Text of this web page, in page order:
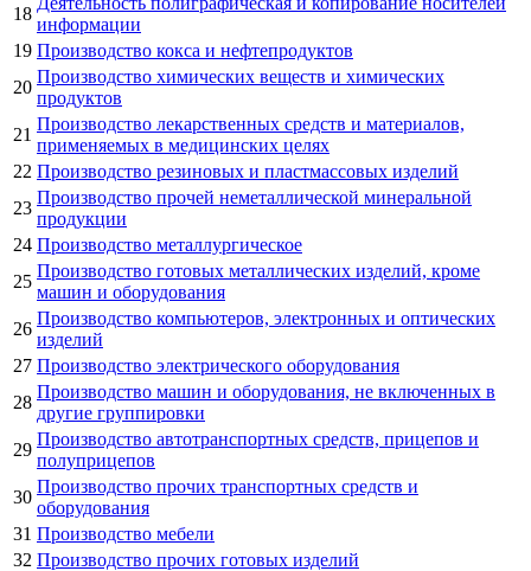
18
информации
19 Производство кокса и нефтепродуктов
20
Производство химических веществ и химических
продуктов
21
Производство лекарственных средств и материалов,
применяемых в медицинских целях
22 Производство резиновых и пластмассовых изделий
23
Производство прочей неметаллической минеральной
продукции
24 Производство металлургическое
25
Производство готовых металлических изделий, кроме
машин и оборудования
26
Производство компьютеров, электронных и оптических
изделий
27 Производство электрического оборудования
28
Производство машин и оборудования, не включенных в
другие группировки
29
Производство автотранспортных средств, прицепов и
полуприцепов
30
Производство прочих транспортных средств и
оборудования
31 Производство мебели
32 Производство прочих готовых изделий